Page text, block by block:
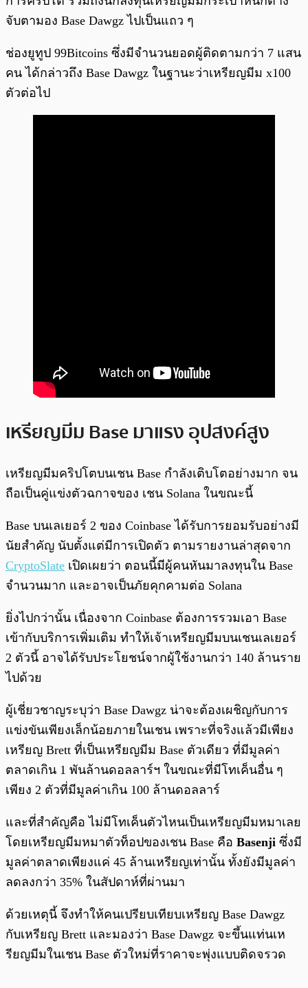
จับตามอง Base Dawgz ไปเป็นแถว ๆ
ช่องยูทูป 99Bitcoins ซึ่งมีจำนวนยอดผู้ติดตามกว่า 7 แสน
คน ได้กล่าวถึง Base Dawgz ในฐานะว่าเหรียญมีม x100
ตัวต่อไป
เหรียญมีม Base มาแรง อุปสงค์สูง
เหรียญมีมคริปโตบนเชน Base กำลังเติบโตอย่างมาก จน
ถือเป็นคู่แข่งตัวฉกาจของ เชน Solana ในขณะนี้
Base บนเลเยอร์ 2 ของ Coinbase ได้รับการยอมรับอย่างมี
นัยสำคัญ นับตั้งแต่มีการเปิดตัว ตามรายงานล่าสุดจาก
CryptoSlate เปิดเผยว่า ตอนนี้มีผู้คนหันมาลงทุนใน Base
จำนวนมาก และอาจเป็นภัยคุกคามต่อ Solana
ยิ่งไปกว่านั้น เนื่องจาก Coinbase ต้องการรวมเอา Base
เข้ากับบริการเพิ่มเติม ทำให้เจ้าเหรียญมีมบนเชนเลเยอร์
2 ตัวนี้ อาจได้รับประโยชน์จากผู้ใช้งานกว่า 140 ล้านราย
ไปด้วย
ผู้เชี่ยวชาญระบุว่า Base Dawgz น่าจะต้องเผชิญกับการ
แข่งขันเพียงเล็กน้อยภายในเชน เพราะที่จริงแล้วมีเพียง
เหรียญ Brett ที่เป็นเหรียญมีม Base ตัวเดียว ที่มีมูลค่า
ตลาดเกิน 1 พันล้านดอลลาร์ฯ ในขณะที่มีโทเค็นอื่น ๆ
เพียง 2 ตัวที่มีมูลค่าเกิน 100 ล้านดอลลาร์
และที่สำคัญคือ ไม่มีโทเค็นตัวไหนเป็นเหรียญมีมหมาเลย
โดยเหรียญมีมหมาตัวท็อปของเชน Base คือ Basenji ซึ่งมี
มูลค่าตลาดเพียงแค่ 45 ล้านเหรียญเท่านั้น ทั้งยังมีมูลค่า
ลดลงกว่า 35% ในสัปดาห์ที่ผ่านมา
ด้วยเหตุนี้ จึงทำให้คนเปรียบเทียบเหรียญ Base Dawgz
กับเหรียญ Brett และมองว่า Base Dawgz จะขึ้นแท่นเห
รียญมีมในเชน Base ตัวใหม่ที่ราคาจะพุ่งแบบติดจรวด